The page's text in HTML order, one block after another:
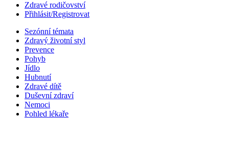
Zdravé rodičovství
Přihlásit/Registrovat
Sezónní témata
Zdravý životní styl
Prevence
Pohyb
Jídlo
Hubnutí
Zdravé dítě
Duševní zdraví
Nemoci
Pohled lékaře